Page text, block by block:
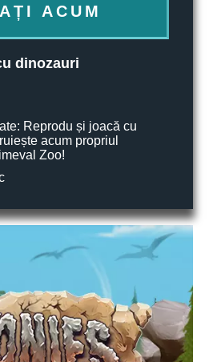
ACUM
dinozauri
Reprodu și joacă cu
acum propriul
Zoo!